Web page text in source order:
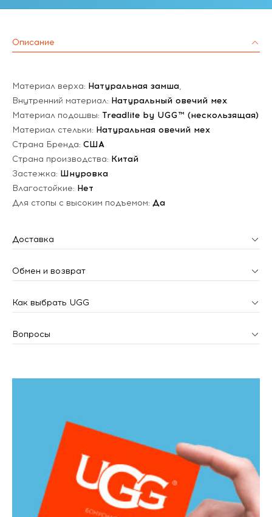
Описание
Материал верха: Натуральная замша,
Внутренний материал: Натуральный овечий мех
Материал подошвы: Treadlite by UGG™ (нескользящая)
Материал стельки: Натуральная овечий мех
Страна Бренда: США
Страна производства: Китай
Застежка: Шнуровка
Влагостойкие: Нет
Для стопы с высоким подъемом: Да
Доставка
Обмен и возврат
Как выбрать UGG
Вопросы